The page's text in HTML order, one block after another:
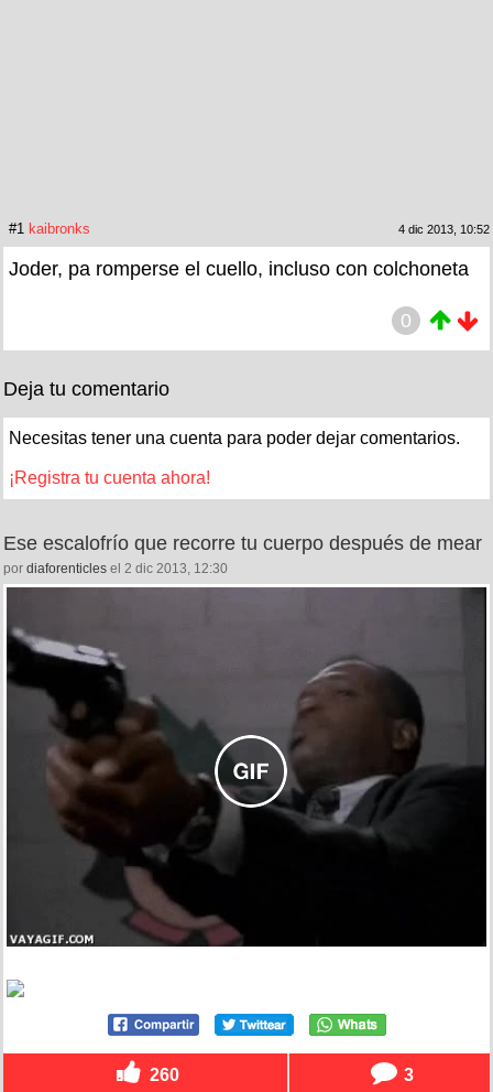
#1 kaibronks 4 dic 2013, 10:52
Joder, pa romperse el cuello, incluso con colchoneta
0
Deja tu comentario
Necesitas tener una cuenta para poder dejar comentarios.
¡Registra tu cuenta ahora!
Ese escalofrío que recorre tu cuerpo después de mear
por diaforenticles el 2 dic 2013, 12:30
260 3